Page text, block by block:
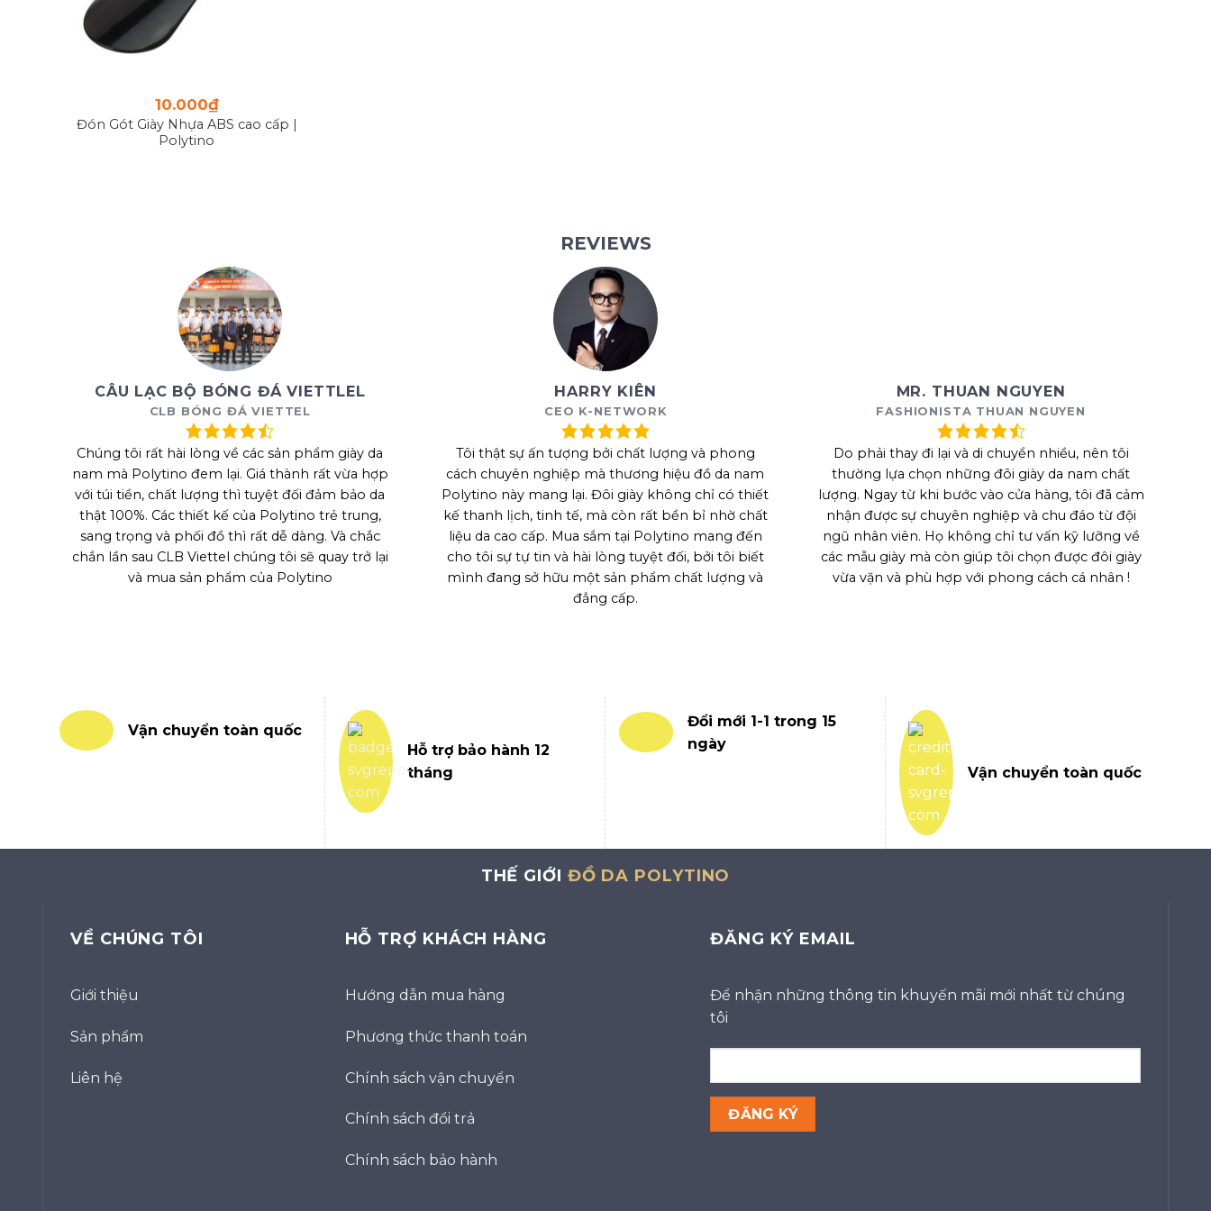
Đón Gót Giày Nhựa ABS cao cấp |
Polytino
10.000₫
REVIEWS
CÂU LẠC BỘ BÓNG ĐÁ VIETTLEL
CLB BÓNG ĐÁ VIETTEL
Chúng tôi rất hài lòng về các sản phẩm giày da
nam mà Polytino đem lại. Giá thành rất vừa hợp
với túi tiền, chất lượng thì tuyệt đối đảm bảo da
thật 100%. Các thiết kế của Polytino trẻ trung,
sang trọng và phối đồ thì rất dễ dàng. Và chắc
chắn lần sau CLB Viettel chúng tôi sẽ quay trở lại
và mua sản phẩm của Polytino
HARRY KIÊN
CEO K-NETWORK
Tôi thật sự ấn tượng bởi chất lượng và phong
cách chuyên nghiệp mà thương hiệu đồ da nam
Polytino này mang lại. Đôi giày không chỉ có thiết
kế thanh lịch, tinh tế, mà còn rất bền bỉ nhờ chất
liệu da cao cấp. Mua sắm tại Polytino mang đến
cho tôi sự tự tin và hài lòng tuyệt đối, bởi tôi biết
mình đang sở hữu một sản phẩm chất lượng và
đẳng cấp.
MR. THUAN NGUYEN
FASHIONISTA THUAN NGUYEN
Do phải thay đi lại và di chuyển nhiều, nên tôi
thường lựa chọn những đôi giày da nam chất
lượng. Ngay từ khi bước vào cửa hàng, tôi đã cảm
nhận được sự chuyên nghiệp và chu đáo từ đội
ngũ nhân viên. Họ không chỉ tư vấn kỹ lưỡng về
các mẫu giày mà còn giúp tôi chọn được đôi giày
vừa vặn và phù hợp với phong cách cá nhân !
Vận chuyển toàn quốc
Hỗ trợ bảo hành 12
tháng
Đổi mới 1-1 trong 15
ngày
Vận chuyển toàn quốc
THẾ GIỚI ĐỒ DA POLYTINO
VỀ CHÚNG TÔI
Giới thiệu
Sản phẩm
Liên hệ
HỖ TRỢ KHÁCH HÀNG
Hướng dẫn mua hàng
Phương thức thanh toán
Chính sách vận chuyển
Chính sách đổi trả
Chính sách bảo hành
ĐĂNG KÝ EMAIL
Để nhận những thông tin khuyến mãi mới nhất từ chúng
tôi